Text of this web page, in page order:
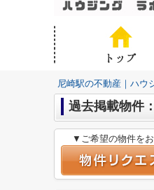
尼崎駅の不動産｜ハウ
過去掲載物件
▼ご希望の物件を